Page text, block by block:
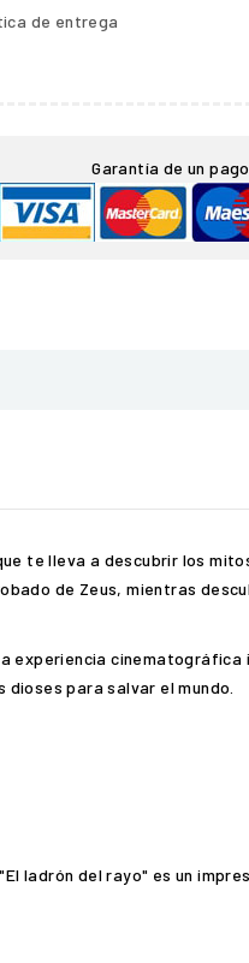
de entrega
Garantía de un
te lleva a descubrir los
de Zeus, mientras
experiencia cinematográfica
para salvar el mundo.
ladrón del rayo" es un